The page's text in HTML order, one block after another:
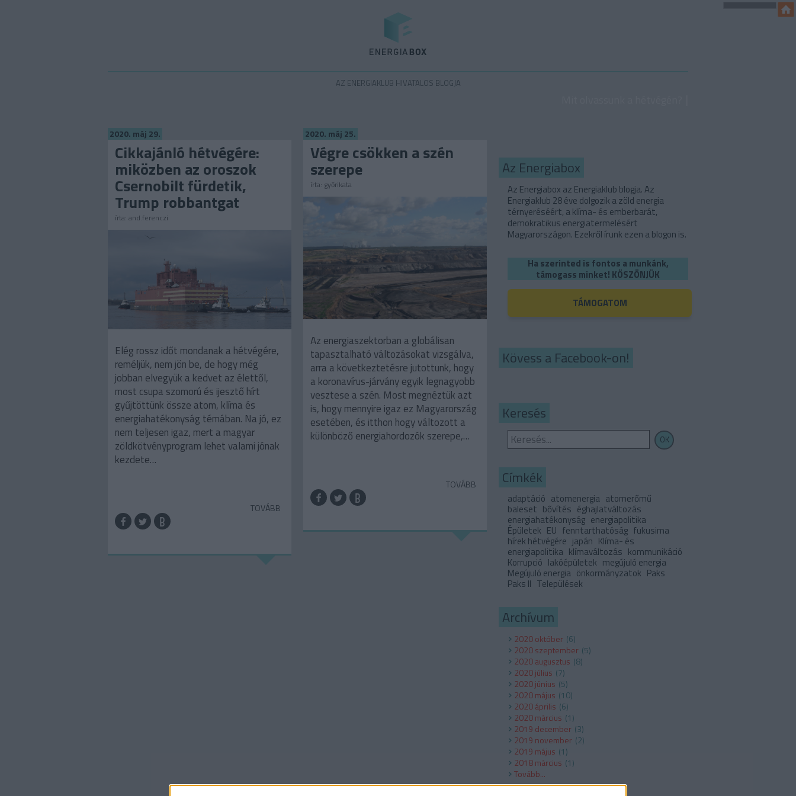
AZ ENERGIAKLUB HIVATALOS BLOGJA
2020. máj 29.
Cikkajánló hétvégére:
miközben az oroszok
Csernobilt fürdetik,
Trump robbantgat
írta: and.ferenczi
Elég rossz időt mondanak a hétvégére,
reméljük, nem jön be, de hogy még
jobban elvegyük a kedvet az élettől,
most csupa szomorú és ijesztő hírt
gyűjtöttünk össze atom, klíma és
energiahatékonyság témában. Na jó, ez
nem teljesen igaz, mert a magyar
zöldkötvényprogram lehet valami jónak
kezdete…
TOVÁBB
2020. máj 25.
Végre csökken a szén
szerepe
írta: győrikata
Az energiaszektorban a globálisan
tapasztalható változásokat vizsgálva,
arra a következtetésre jutottunk, hogy
a koronavírus-járvány egyik legnagyobb
vesztese a szén. Most megnéztük azt
is, hogy mennyire igaz ez Magyarország
esetében, és itthon hogy változott a
különböző energiahordozók szerepe,…
TOVÁBB
Az Energiabox
Az Energiabox az Energiaklub blogja. Az
Energiaklub 28 éve dolgozik a zöld energia
térnyeréséért, a klíma- és emberbarát,
demokratikus energiatermelésért
Magyarországon. Ezekről írunk ezen a blogon is.
Ha szerinted is fontos a munkánk,
támogass minket! KÖSZÖNJÜK
TÁMOGATOM
Kövess a Facebook-on!
Keresés
Címkék
adaptáció atomenergia atomerőmű
baleset bővítés éghajlatváltozás
energiahatékonyság energiapolitika
Épületek EU fenntarthatóság fukusima
hírek hétvégére japán Klíma- és
energiapolitika klímaváltozás kommunikáció
Korrupció lakóépületek megújuló energia
Megújuló energia önkormányzatok Paks
Paks II Települések
Archívum
2020 október (6)
2020 szeptember (5)
2020 augusztus (8)
2020 július (7)
2020 június (5)
2020 május (10)
2020 április (6)
2020 március (1)
2019 december (3)
2019 november (2)
2019 május (1)
2018 március (1)
Tovább...